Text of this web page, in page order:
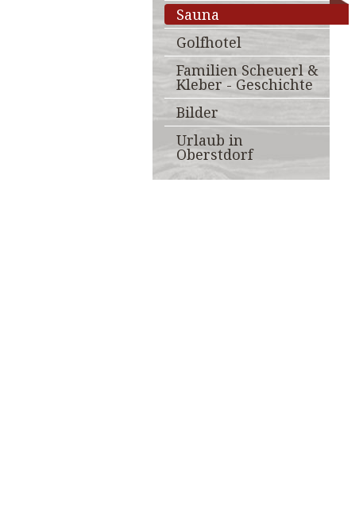
Sauna
Golfhotel
Familien Scheuerl &
Kleber - Geschichte
Bilder
Urlaub in
Oberstdorf